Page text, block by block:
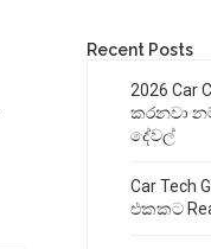
Recent Posts
2026 Car
කරනවා
දේවල්
Car Tech
එකකට